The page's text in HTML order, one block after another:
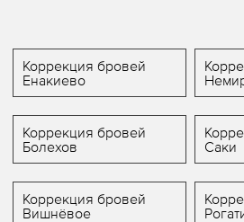
Коррекция бровей
Енакиево
Коррекция бровей
Болехов
Саки
Коррекция бровей
Вишнёвое